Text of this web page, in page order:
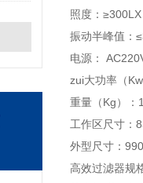
照度：≥300LX
振动半峰值：
电源：
zui大功率（
重量（Kg）：
工作区尺寸：
外型尺寸：
高效过滤器